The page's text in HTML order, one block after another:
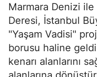
Marmara Denizi
Deresi, İstanbul
"Yaşam Vadisi"
borusu haline
kenarı alanlarını